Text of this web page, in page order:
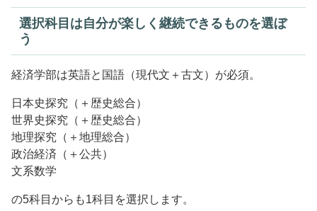
選択科目は自分が楽しく継続できるものを選ぼ
う
経済学部は英語と国語（現代文＋古文）が必須。
日本史探究（＋歴史総合）
世界史探究（＋歴史総合）
地理探究（＋地理総合）
政治経済（＋公共）
文系数学
の5科目からも1科目を選択します。